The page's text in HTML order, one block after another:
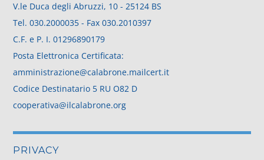
V.le Duca degli Abruzzi, 10 - 25124 BS
Tel.030.2000035 - Fax 030.2010397
C.F. e P. I. 01296890179
Posta Elettronica Certificata:
amministrazione@calabrone.mailcert.it
Codice Destinatario 5 RU O82 D
cooperativa@ilcalabrone.org
PRIVACY